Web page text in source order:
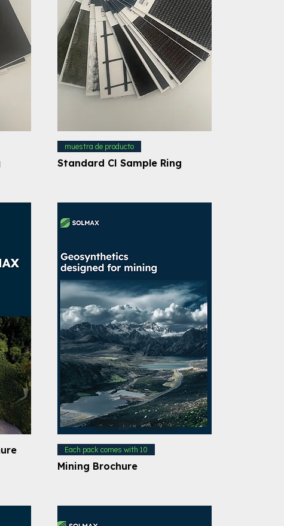
muestra de producto
Standard CI Sample Ring
Each pack comes with 10
Mining Brochure